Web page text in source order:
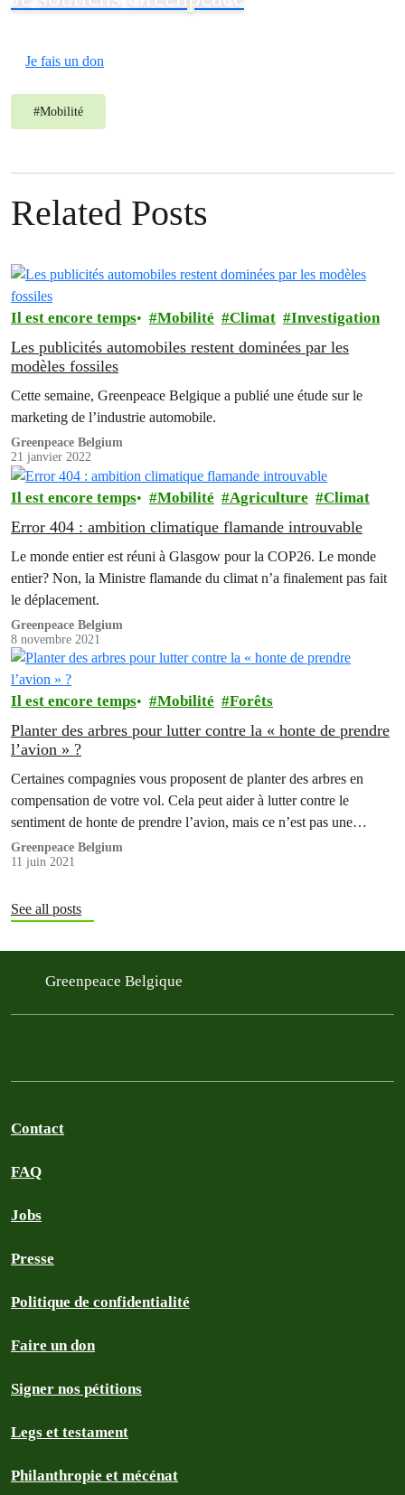
Je fais un don
#Mobilité
Related Posts
Il est encore temps Mobilité Climat Investigation
Les publicités automobiles restent dominées par les
modèles fossiles
Cette semaine, Greenpeace Belgique a publié une étude sur le
marketing de l’industrie automobile.
Greenpeace Belgium
21 janvier 2022
Il est encore temps Mobilité Agriculture Climat
Error 404 : ambition climatique flamande introuvable
Le monde entier est réuni à Glasgow pour la COP26. Le monde
entier? Non, la Ministre flamande du climat n’a finalement pas fait
le déplacement.
Greenpeace Belgium
8 novembre 2021
Il est encore temps Mobilité Forêts
Planter des arbres pour lutter contre la « honte de prendre
l’avion » ?
Certaines compagnies vous proposent de planter des arbres en
compensation de votre vol. Cela peut aider à lutter contre le
sentiment de honte de prendre l’avion, mais ce n’est pas une
solution durable.
Greenpeace Belgium
11 juin 2021
See all posts
Greenpeace Belgique
Contact
FAQ
Jobs
Presse
Politique de confidentialité
Faire un don
Signer nos pétitions
Legs et testament
Philanthropie et mécénat